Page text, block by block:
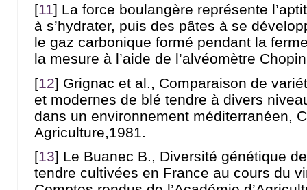
[11] La force boulangère représente
à s’hydrater, puis des pâtes à se
le gaz carbonique formé pendant la
la mesure à l’aide de l’alvéomètre
[12] Grignac et al., Comparaison de
et modernes de blé tendre à divers
dans un environnement méditerranéen,
Agriculture,1981.
[13] Le Buanec B., Diversité génétique
tendre cultivées en France au cours du